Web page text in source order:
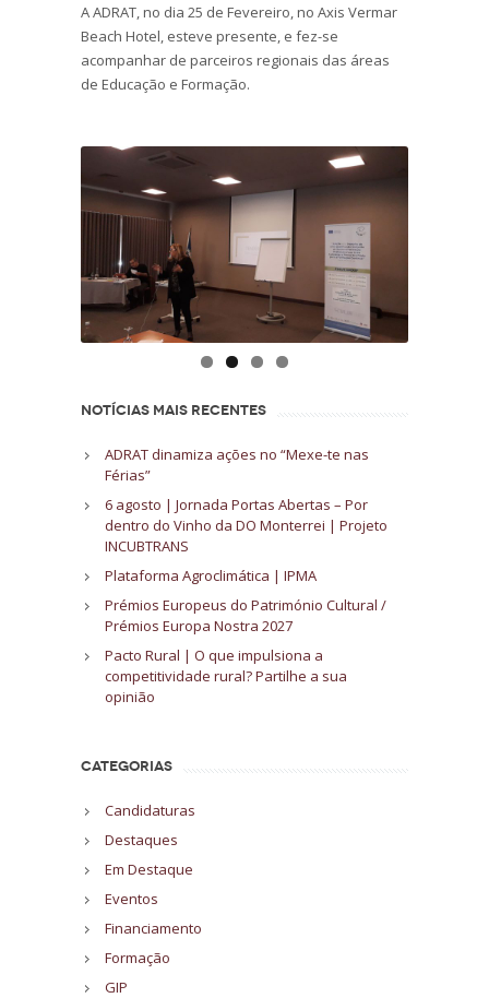
A ADRAT, no dia 25 de Fevereiro, no Axis Vermar
Beach Hotel, esteve presente, e fez-se
acompanhar de parceiros regionais das áreas
de Educação e Formação.
NOTÍCIAS MAIS RECENTES
ADRAT dinamiza ações no “Mexe-te nas
Férias”
6 agosto | Jornada Portas Abertas – Por
dentro do Vinho da DO Monterrei | Projeto
INCUBTRANS
Plataforma Agroclimática | IPMA
Prémios Europeus do Património Cultural /
Prémios Europa Nostra 2027
Pacto Rural | O que impulsiona a
competitividade rural? Partilhe a sua
opinião
CATEGORIAS
Candidaturas
Destaques
Em Destaque
Eventos
Financiamento
Formação
GIP